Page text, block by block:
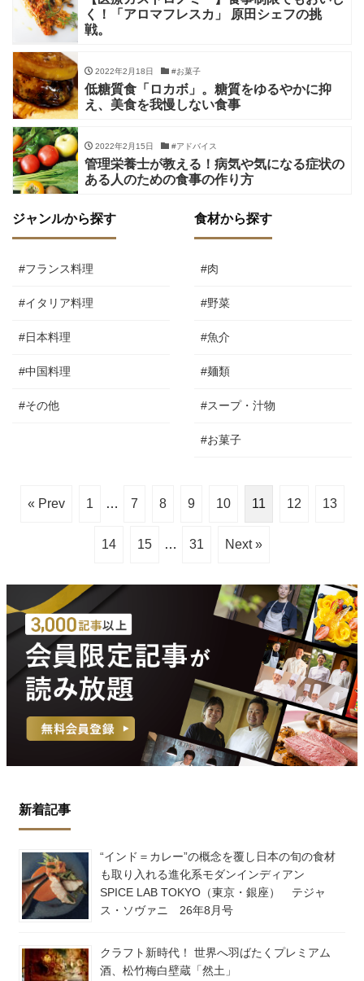
く！「アロマフレスカ」 原田シェフの挑
戦。
2022年2月18日 #お菓子
低糖質食「ロカボ」。糖質をゆるやかに抑
え、美食を我慢しない食事
2022年2月15日 #アドバイス
管理栄養士が教える！病気や気になる症状の
ある人のための食事の作り方
ジャンルから探す
#フランス料理
#イタリア料理
#日本料理
#中国料理
#その他
食材から探す
#肉
#野菜
#魚介
#麺類
#スープ・汁物
#お菓子
« Prev 1 … 7 8 9 10 11 12 13
14 15 … 31 Next »
新着記事
“インド＝カレー”の概念を覆し日本の旬の食材
も取り入れる進化系モダンインディアン
SPICE LAB TOKYO（東京・銀座） テジャ
ス・ソヴァニ 26年8月号
クラフト新時代！ 世界へ羽ばたくプレミアム
酒、松竹梅白壁蔵「然土」